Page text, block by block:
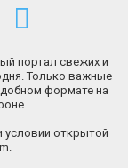
портал свежих и
Только важные
формате на
условии открытой